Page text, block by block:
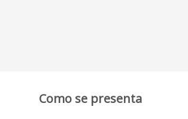
Como se presenta